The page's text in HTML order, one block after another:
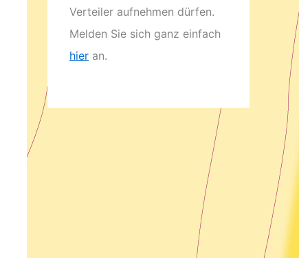
Verteiler aufnehmen dürfen.
Melden Sie sich ganz einfach
hier an.